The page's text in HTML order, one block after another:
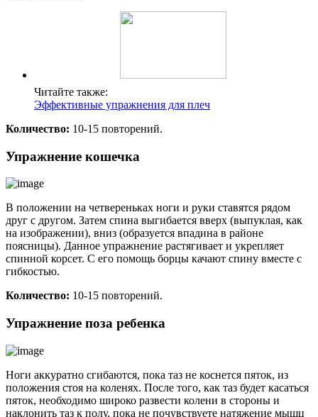
Читайте также:
Эффективные упражнения для плеч
Количество: 10-15 повторений.
Упражнение кошечка
В положении на четвереньках ноги и руки ставятся рядом
друг с другом. Затем спина выгибается вверх (выпуклая, как
на изображении), вниз (образуется впадина в районе
поясницы). Данное упражнение растягивает и укрепляет
спинной корсет. С его помощь борцы качают спину вместе с
гибкостью.
Количество: 10-15 повторений.
Упражнение поза ребенка
Ноги аккуратно сгибаются, пока таз не коснется пяток, из
положения стоя на коленях. После того, как таз будет касаться
пяток, необходимо широко развести колени в стороны и
наклонить таз к полу, пока не почувствуете натяжение мышц